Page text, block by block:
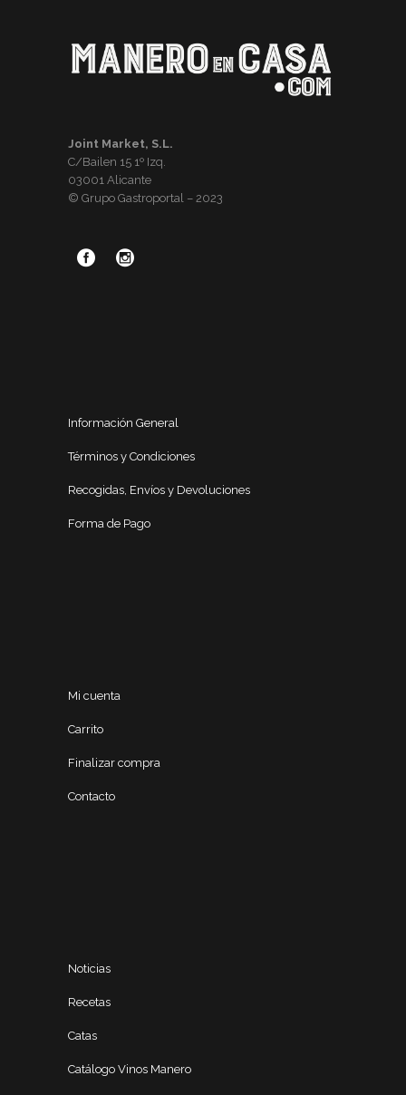
Joint Market, S.L.
C/Bailen 15 1º Izq.
03001 Alicante
© Grupo Gastroportal – 2023
Información General
Términos y Condiciones
Recogidas, Envíos y Devoluciones
Forma de Pago
Mi cuenta
Carrito
Finalizar compra
Contacto
Noticias
Recetas
Catas
Catálogo Vinos Manero